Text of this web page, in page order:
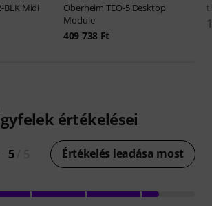
BLK Midi OberheimTEO-5 Desktop
Module
409 738 Ft
értékelései
5/ 5 Értékelés leadása most